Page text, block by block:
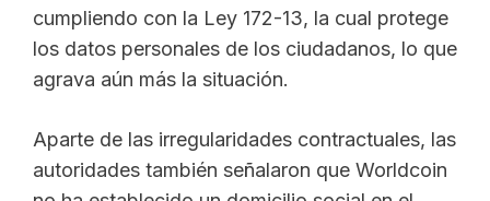
cumpliendo con la Ley 172-13, la cual protege
los datos personales de los ciudadanos, lo que
agrava aún más la situación.
Aparte de las irregularidades contractuales, las
autoridades también señalaron que Worldcoin